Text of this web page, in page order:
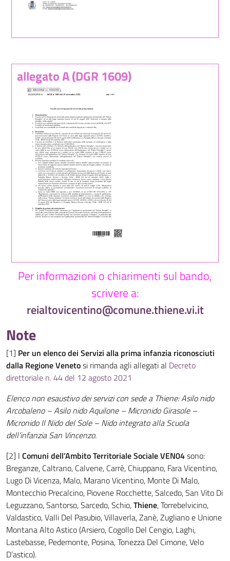
allegato A (DGR 1609)
Per informazioni o chiarimenti sul bando,
scrivere a:
reialtovicentino@comune.thiene.vi.it
Note
[1] Per un elenco dei Servizi alla prima infanzia riconosciuti
dalla Regione Venetosi rimanda agli allegati al Decreto
direttoriale n. 44 del 12 agosto 2021
Elenco non esaustivo dei servizi con sede a Thiene: Asilo nido
Arcobaleno – Asilo nido Aquilone – Micronido Girasole –
Micronido Il Nido del Sole – Nido integrato alla Scuola
dell’infanzia San Vincenzo.
[2] I Comuni dell’Ambito Territoriale Sociale VEN04sono:
Breganze, Caltrano, Calvene, Carrè, Chiuppano, Fara Vicentino,
Lugo Di Vicenza, Malo, Marano Vicentino, Monte Di Malo,
Montecchio Precalcino, Piovene Rocchette, Salcedo, San Vito Di
Leguzzano, Santorso, Sarcedo, Schio,Thiene, Torrebelvicino,
Valdastico, Valli Del Pasubio, Villaverla, Zanè, Zugliano e Unione
Montana Alto Astico (Arsiero, Cogollo Del Cengio, Laghi,
Lastebasse, Pedemonte, Posina, Tonezza Del Cimone, Velo
D’astico).